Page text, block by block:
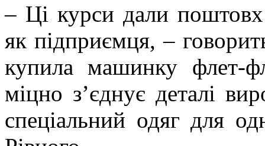
– Ці курси дали
як підприємця, –
купила машинку
міцно з’єднує деталі
спеціальний одяг для